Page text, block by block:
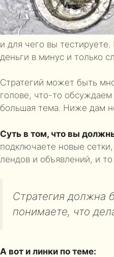
и для чего вы
деньги в минус и только
Стратегий может быть
голове, что-то
большая тема. Ниже дам
Суть в том, что вы
подключаете новые
лендов и объявлений, и
Стратегия должна
понимаете, что
А вот и линки по теме: